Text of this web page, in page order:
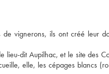
de vignerons, ils ont créé leur
lieu-dit Aupilhac, et le site des
elle, les cépages blancs